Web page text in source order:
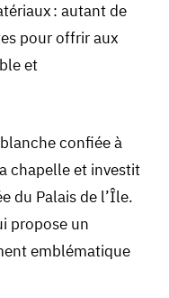
: autant de
pour offrir aux
et
confiée à
chapelle et investit
du Palais de l’Île.
propose un
emblématique